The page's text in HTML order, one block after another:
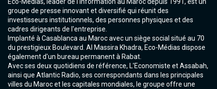
Eco-Médias, leader de l'information au Maroc depuis 1991, est un
groupe de presse innovant et diversifié qui réunit des
investisseurs institutionnels, des personnes physiques et des
cadres dirigeants de l'entreprise.
Implanté à Casablanca au Maroc avec un siège social situé au 70
du prestigieux Boulevard. Al Massira Khadra, Eco-Médias dispose
également d'un bureau permanent à Rabat.
Avec ses deux quotidiens de référence, L'Economiste et Assabah,
ainsi que Atlantic Radio, ses correspondants dans les principales
villes du Maroc et les capitales mondiales, le groupe offre une